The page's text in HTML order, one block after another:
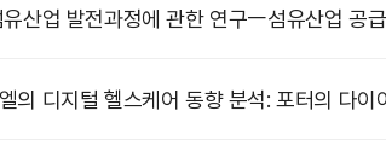
산업 발전과정에 관한 연구ㅡ섬유산업 공
의 디지털 헬스케어 동향 분석: 포터의 다이